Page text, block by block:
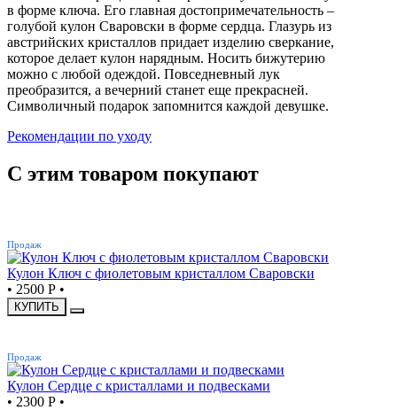
в форме ключа. Его главная достопримечательность –
голубой кулон Сваровски в форме сердца. Глазурь из
австрийских кристаллов придает изделию сверкание,
которое делает кулон нарядным. Носить бижутерию
можно с любой одеждой. Повседневный лук
преобразится, а вечерний станет еще прекрасней.
Символичный подарок запомнится каждой девушке.
Рекомендации по уходу
С этим товаром покупают
Продаж
Кулон Ключ с фиолетовым кристаллом Сваровски
• 2500 Р •
КУПИТЬ
Продаж
Кулон Сердце с кристаллами и подвесками
• 2300 Р •